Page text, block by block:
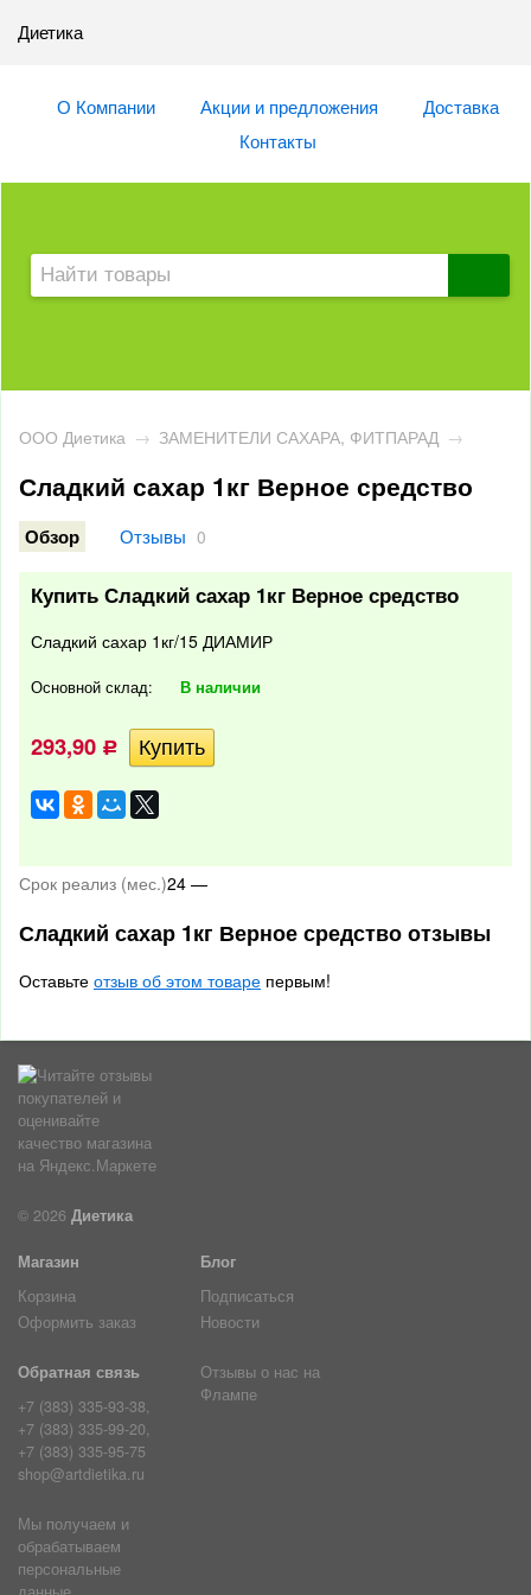
Диетика
О Компании Акции и предложения
Доставка
Контакты
ООО Диетика → ЗАМЕНИТЕЛИ САХАРА, ФИТПАРАД →
Сладкий сахар 1кг Верное средство
Обзор Отзывы 0
Купить Сладкий сахар 1кг Верное средство
Сладкий сахар 1кг/15 ДИАМИР
Основной склад: В наличии
293,90 Р
Срок реализ (мес.)24 —
Сладкий сахар 1кг Верное средство отзывы
Оставьте отзыв об этом товаре первым!
© 2026 Диетика
Магазин
Корзина
Оформить заказ
Блог
Подписаться
Новости
Обратная связь
+7 (383) 335-93-38,
+7 (383) 335-99-20,
+7 (383) 335-95-75
shop@artdietika.ru
Отзывы о нас на
Флампе
Мы получаем и
обрабатываем
персональные